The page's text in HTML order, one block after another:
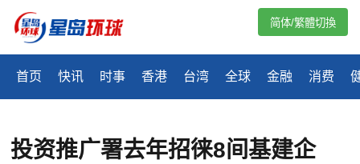
首页 快讯 时事 香港 台湾 全球 金融 消费
简体/繁體切換
投资推广署去年招徕8间基建企